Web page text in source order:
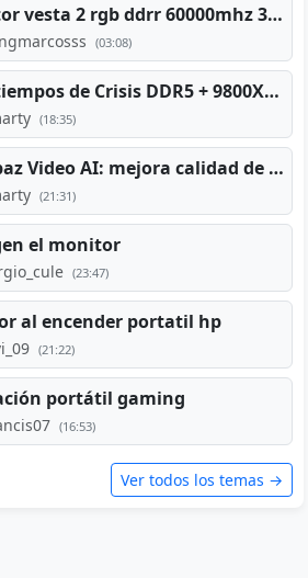
acer predator vesta 2 rgb ddrr 60000mhz 32gb x2 16gb
(03:08)
PC TOP en tiempos de Crisis DDR5 + 9800X3D + RTX 5080 [2026][2400€]
(18:35)
PC para Topaz Video AI: mejora calidad de vídeos viejos
(21:31)
el monitor
(23:47)
al encender portatil hp
(21:22)
portátil gaming
(16:53)
Ver todos los temas →